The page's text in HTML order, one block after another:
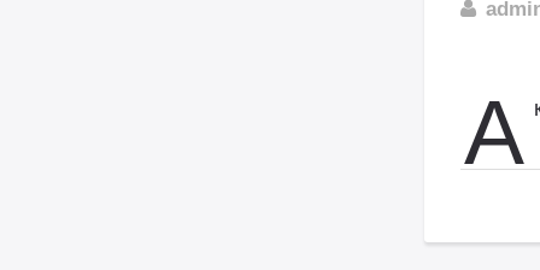
А